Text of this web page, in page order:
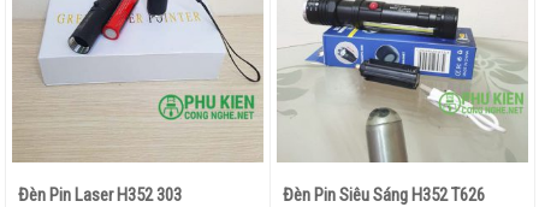
MẠNG
THIẾT BỊ CHUYỂN ĐỔI
THIẾT BỊ THU – PHÁT WIFI
Đèn Pin Laser H352 303 Đèn Pin Siêu Sáng H352 T626